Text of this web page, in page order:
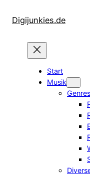
InhaltDigijunkies.de
Start
Musik
Genres